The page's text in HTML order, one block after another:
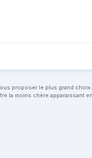
proposer le plus grand
la moins chère apparaissant